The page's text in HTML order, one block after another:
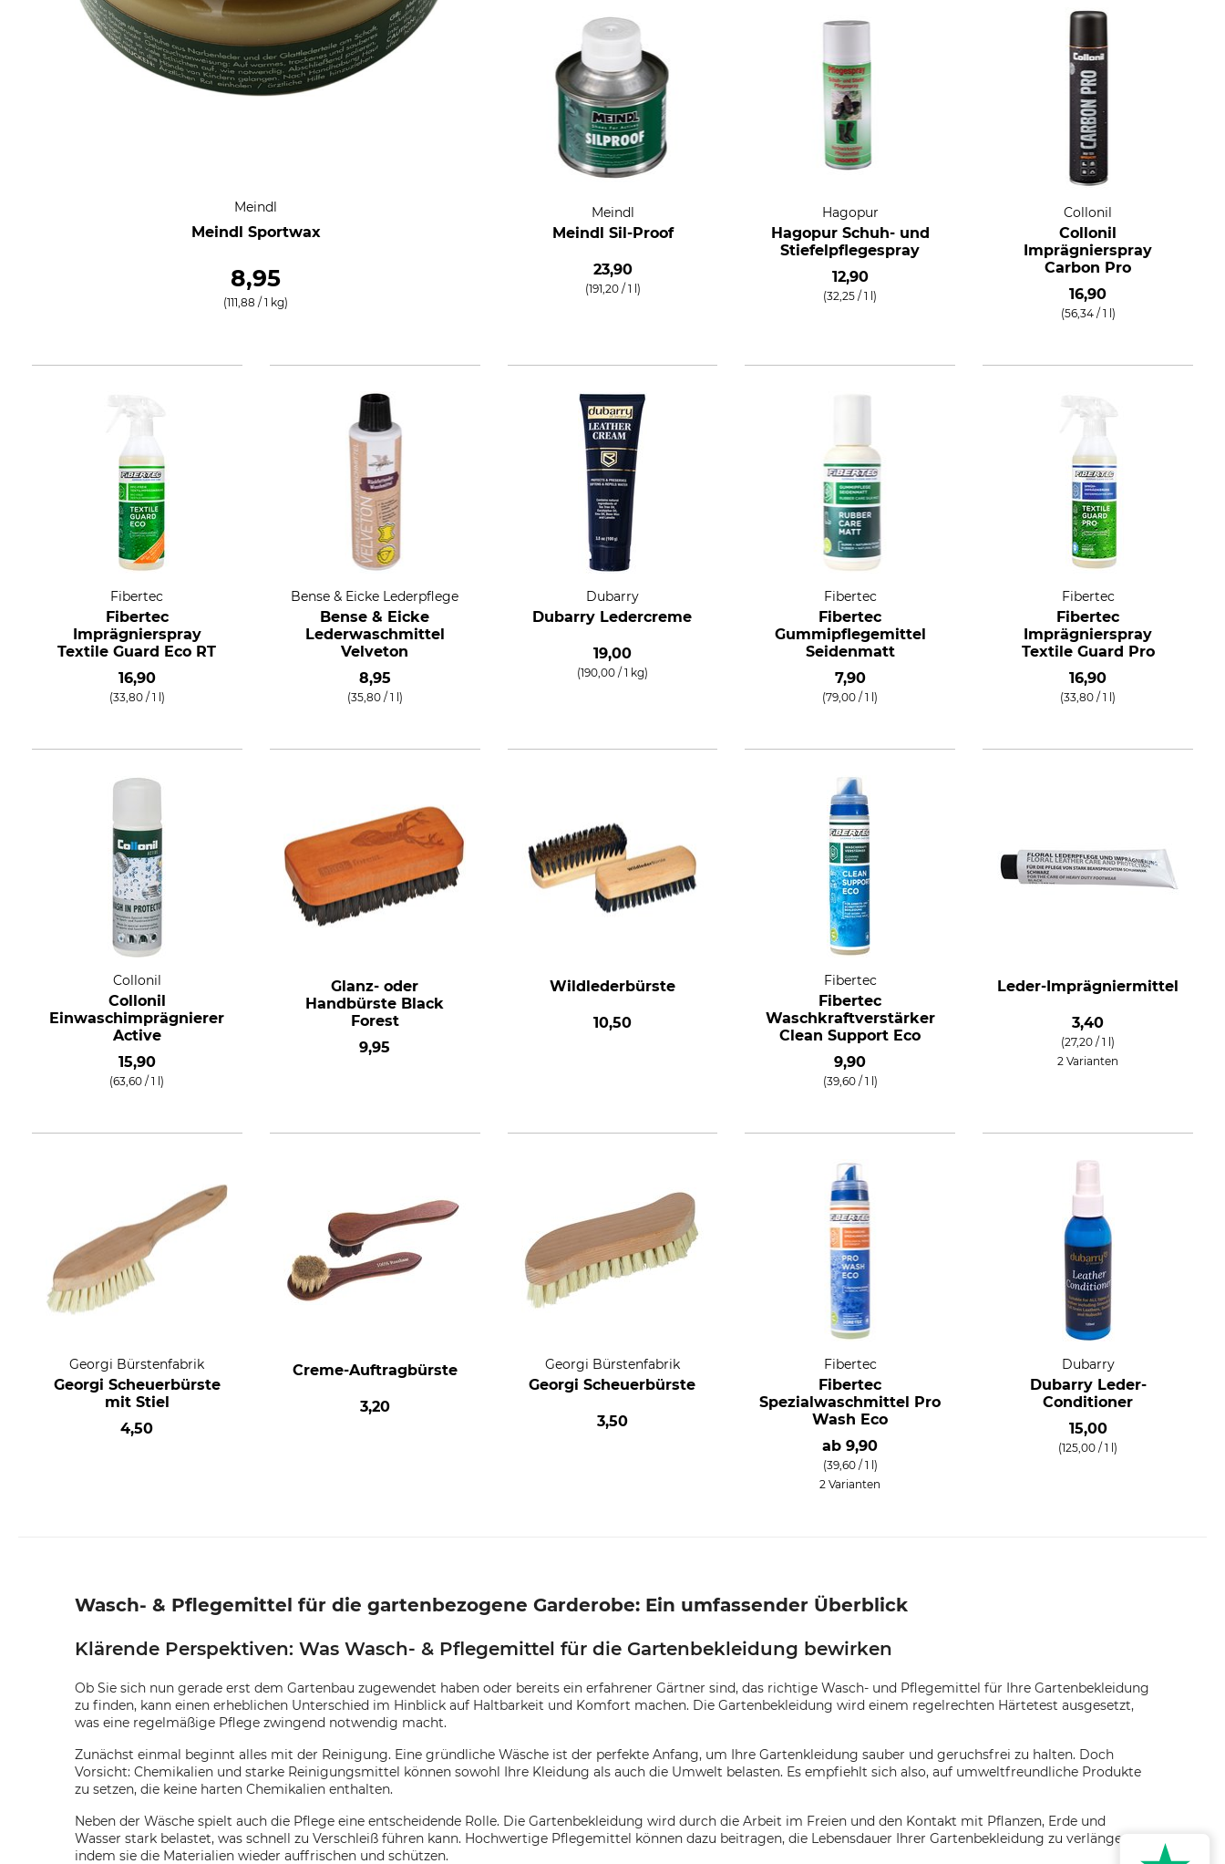
Meindl
Meindl Sportwax
8,95
(111,88 / 1 kg)
Meindl
Meindl Sil-Proof
23,90
(191,20 / 1 l)
Hagopur
Hagopur Schuh- und
Stiefelpflegespray
12,90
(32,25 / 1 l)
Collonil
Collonil
Imprägnierspray
Carbon Pro
16,90
(56,34 / 1 l)
Fibertec
Fibertec
Imprägnierspray
Textile Guard Eco RT
16,90
(33,80 / 1 l)
Bense & Eicke Lederpflege
Bense & Eicke
Lederwaschmittel
Velveton
8,95
(35,80 / 1 l)
Dubarry
Dubarry Ledercreme
19,00
(190,00 / 1 kg)
Fibertec
Fibertec
Gummipflegemittel
Seidenmatt
7,90
(79,00 / 1 l)
Fibertec
Fibertec
Imprägnierspray
Textile Guard Pro
16,90
(33,80 / 1 l)
Collonil
Collonil
Einwaschimprägnierer
Active
15,90
(63,60 / 1 l)
Glanz- oder
Handbürste Black
Forest
9,95
Wildlederbürste
10,50
Fibertec
Fibertec
Waschkraftverstärker
Clean Support Eco
9,90
(39,60 / 1 l)
Leder-Imprägniermittel
3,40
(27,20 / 1 l)
2 Varianten
Georgi Bürstenfabrik
Georgi Scheuerbürste
mit Stiel
4,50
Creme-Auftragbürste
3,20
Georgi Bürstenfabrik
Georgi Scheuerbürste
3,50
Fibertec
Fibertec
Spezialwaschmittel Pro
Wash Eco
ab9,90
(39,60 / 1 l)
2 Varianten
Dubarry
Dubarry Leder-
Conditioner
15,00
(125,00 / 1 l)
Wasch- & Pflegemittel für die gartenbezogene Garderobe: Ein umfassender Überblick
Klärende Perspektiven: Was Wasch- & Pflegemittel für die Gartenbekleidung bewirken
Ob Sie sich nun gerade erst dem Gartenbau zugewendet haben oder bereits ein erfahrener Gärtner sind, das richtige Wasch- und Pflegemittel für Ihre Gartenbekleidung
zu finden, kann einen erheblichen Unterschied im Hinblick auf Haltbarkeit und Komfort machen. Die Gartenbekleidung wird einem regelrechten Härtetest ausgesetzt,
was eine regelmäßige Pflege zwingend notwendig macht.
Zunächst einmal beginnt alles mit der Reinigung. Eine gründliche Wäsche ist der perfekte Anfang, um Ihre Gartenkleidung sauber und geruchsfrei zu halten. Doch
Vorsicht: Chemikalien und starke Reinigungsmittel können sowohl Ihre Kleidung als auch die Umwelt belasten. Es empfiehlt sich also, auf umweltfreundliche Produkte
zu setzen, die keine harten Chemikalien enthalten.
Neben der Wäsche spielt auch die Pflege eine entscheidende Rolle. Die Gartenbekleidung wird durch die Arbeit im Freien und den Kontakt mit Pflanzen, Erde und
Wasser stark belastet, was schnell zu Verschleiß führen kann. Hochwertige Pflegemittel können dazu beitragen, die Lebensdauer Ihrer Gartenbekleidung zu verlängern,
indem sie die Materialien wieder auffrischen und schützen.